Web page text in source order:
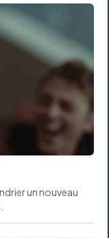
un nouveau